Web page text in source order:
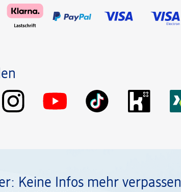
Keine Infos mehr verpassen